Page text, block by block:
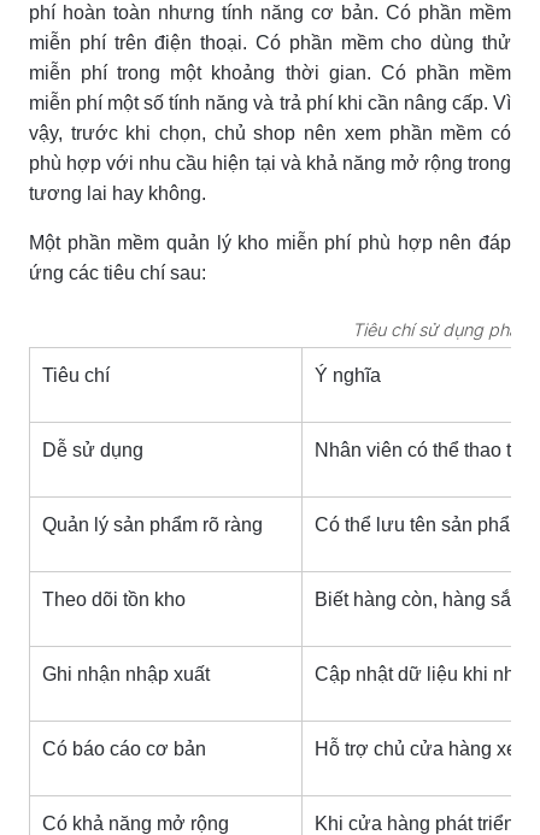
phí hoàn toàn nhưng tính năng cơ bản. Có phần mềm
miễn phí trên điện thoại. Có phần mềm cho dùng thử
miễn phí trong một khoảng thời gian. Có phần mềm
miễn phí một số tính năng và trả phí khi cần nâng cấp. Vì
vậy, trước khi chọn, chủ shop nên xem phần mềm có
phù hợp với nhu cầu hiện tại và khả năng mở rộng trong
tương lai hay không.
Một phần mềm quản lý kho miễn phí phù hợp nên đáp
ứng các tiêu chí sau:
Tiêu chí sử dụng phần
Tiêu chí Ý nghĩa
Dễ sử dụng Nhân viên có thể thao
Quản lý sản phẩm rõ ràng Có thể lưu tên sản phẩm,
Theo dõi tồn kho Biết hàng còn, hàng sắp
Ghi nhận nhập xuất Cập nhật dữ liệu khi
Có báo cáo cơ bản Hỗ trợ chủ cửa hàng xem
Có khả năng mở rộng Khi cửa hàng phát triển,